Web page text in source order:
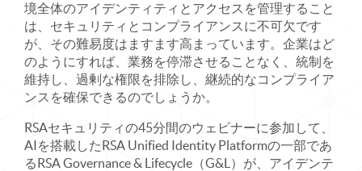
境全体のアイデンティティとアクセスを管理すること
は、セキュリティとコンプライアンスに不可欠です
が、その難易度はますます高まっています。企業はど
のようにすれば、業務を停滞させることなく、統制を
維持し、過剰な権限を排除し、継続的なコンプライア
ンスを確保できるのでしょうか。
RSAセキュリティの45分間のウェビナーに参加して、
AIを搭載したRSA Unified Identity Platformの一部であ
るRSA Governance & Lifecycle（G&L）が、アイデンテ